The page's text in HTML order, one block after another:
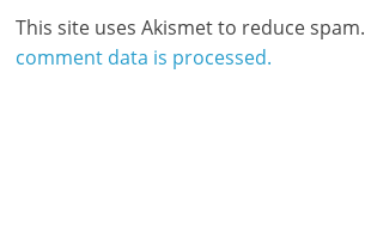
This site uses Akismet to reduce spam.
comment data is processed.